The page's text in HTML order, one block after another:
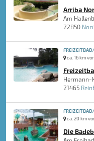
Arriba
Am
22850
ca. 16 km
Hermann-
21465
ca. 20 km
Die